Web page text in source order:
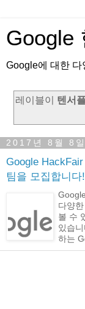
Google
Google에 대한 다
레이블이 텐서
2017년 8월 8일
Google
팀을 모집합니다!
다양
볼 수
있습
하는